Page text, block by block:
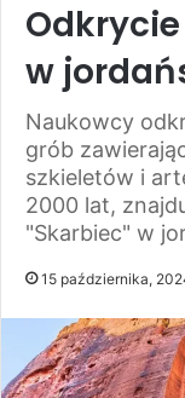
w
Naukowcy
grób
szkieletów i
2000 lat,
"Skarbiec" w
15 października,